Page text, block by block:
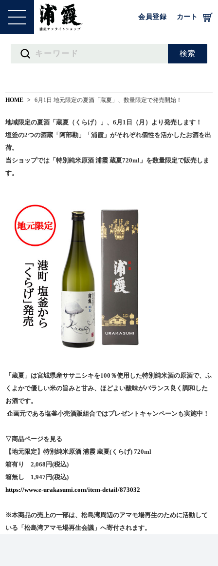
会員登録 カート
HOME 6月1日 地元限定の夏酒「蔵夏」、数量限定で発売開始！
地域限定の夏酒「蔵夏（くらげ）」、6月1日（月）より発売します！
塩釜の2つの酒蔵「阿部勘」「浦霞」がそれぞれ個性を活かしたお酒を出
荷。
当ショップでは「特別純米原酒 浦霞 蔵夏720ml」を数量限定で販売しま
す。
「蔵夏」は宮城県産ササニシキを100％使用した特別純米酒の原酒で、ふ
くよかで優しい米の旨みと甘み、ほどよい酸味がバランス良く調和した
お酒です。
企画元である塩釜小売酒販組合ではプレゼントキャンペーンも実施中！
▽商品ページを見る
【地元限定】特別純米原酒 浦霞 蔵夏(くらげ) 720ml
箱有り 2,068円(税込)
箱無し 1,947円(税込)
https://www.e-urakasumi.com/item-detail/873032
※本商品の売上の一部は、松島湾周辺のアマモ場再生のために活動して
いる「松島湾アマモ場再生会議」へ寄付されます。